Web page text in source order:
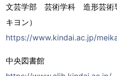
文芸学部 芸術学科 造形芸
キヨン）
https://www.kindai.ac.jp/
中央図書館